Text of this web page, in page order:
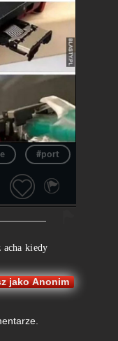
#port
acha kiedy
jako Anonim